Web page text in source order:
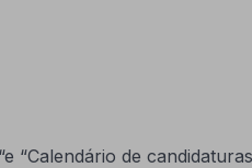
“Calendário de